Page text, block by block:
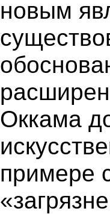
новым
Оккама
примере